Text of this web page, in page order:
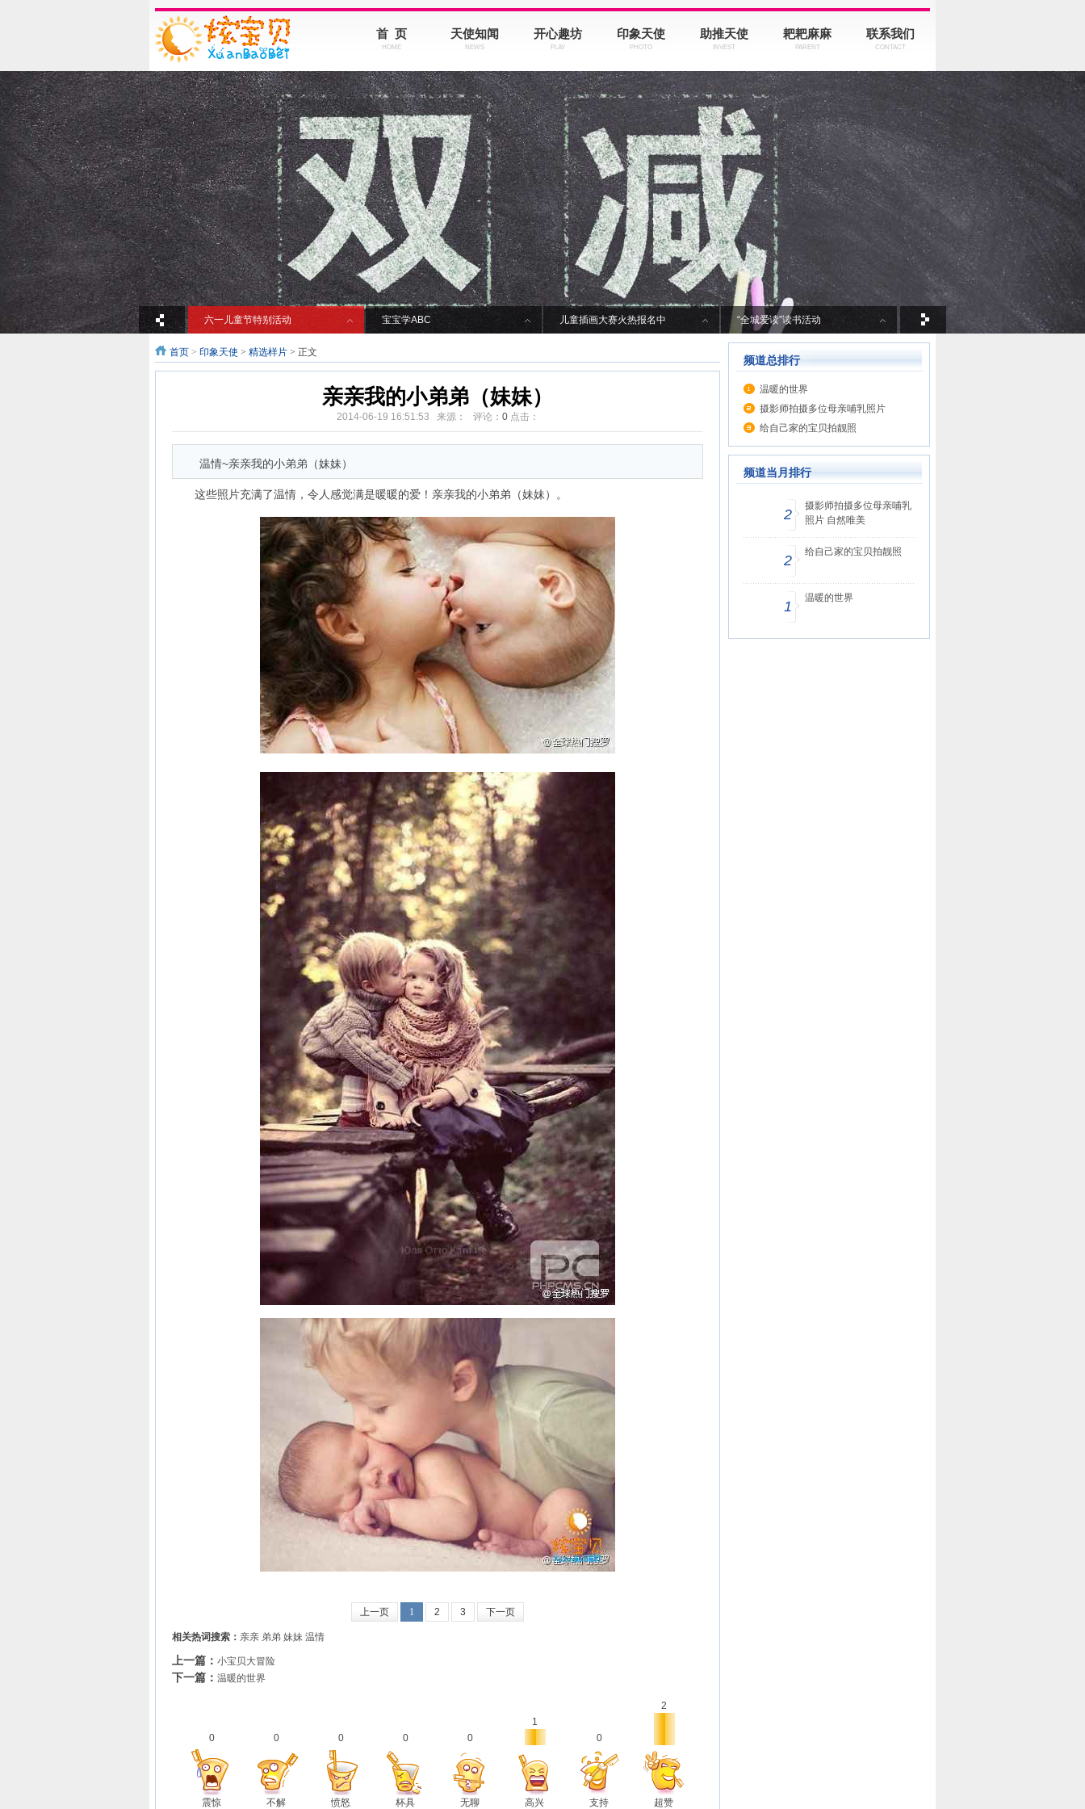
首 页
HOME
天使知闻
NEWS
开心趣坊
PLAY
印象天使
PHOTO
助推天使
INVEST
耙耙麻麻
PARENT
联系我们
CONTACT
六一儿童节特别活动 宝宝学ABC 儿童插画大赛火热报名中 “全城爱读”读书活动 宝宝学ABCD
首页 > 印象天使 > 精选样片 > 正文
亲亲我的小弟弟（妹妹）
2014-06-19 16:51:53 来源： 评论： 0点击：
温情~亲亲我的小弟弟（妹妹）
这些照片充满了温情，令人感觉满是暖暖的爱！亲亲我的小弟弟（妹妹）。
上一页 1 2 3 下一页
相关热词搜索： 亲亲 弟弟 妹妹 温情
上一篇： 小宝贝大冒险
下一篇： 温暖的世界
0
震惊
0
不解
0
愤怒
0
杯具
0
无聊
1
高兴
0
支持
2
超赞
频道总排行
温暖的世界
摄影师拍摄多位母亲哺乳照片
给自己家的宝贝拍靓照
频道当月排行
2
摄影师拍摄多位母亲哺乳
照片 自然唯美
2
给自己家的宝贝拍靓照
1
温暖的世界